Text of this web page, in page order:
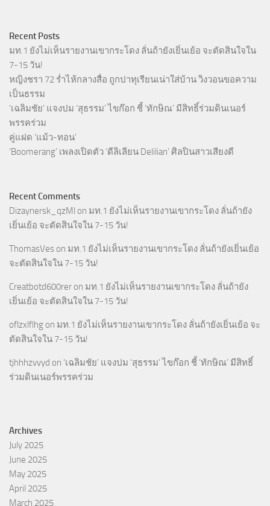
Recent Posts
มท.1 ยังไม่เห็นรายงานเขากระโดง ลั่นถ้ายังเยิ่นเย้อ จะตัดสินใจใน
7-15 วัน!
หญิงชรา 72 ร่ำไห้กลางสื่อ ถูกปาทุเรียนเน่าใส่บ้าน วิงวอนขอความ
เป็นธรรม
‘เฉลิมชัย’ แจงปม ‘สุธรรม’ ไขก๊อก ชี้ ‘ทักษิณ’ มีสิทธิ์ร่วมดินเนอร์
พรรคร่วม
คู่แฝด ‘แม้ว-ทอน’
‘Boomerang’ เพลงเปิดตัว ‘ดีลิเลียน Delilian’ ศิลปินสาวเสียงดี
Recent Comments
Dizaynersk_qzMl on มท.1 ยังไม่เห็นรายงานเขากระโดง ลั่นถ้ายัง
เยิ่นเย้อ จะตัดสินใจใน 7-15 วัน!
ThomasVes on มท.1 ยังไม่เห็นรายงานเขากระโดง ลั่นถ้ายังเยิ่นเย้อ
จะตัดสินใจใน 7-15 วัน!
Creatbotd600rer on มท.1 ยังไม่เห็นรายงานเขากระโดง ลั่นถ้ายัง
เยิ่นเย้อ จะตัดสินใจใน 7-15 วัน!
oflzxlflhg on มท.1 ยังไม่เห็นรายงานเขากระโดง ลั่นถ้ายังเยิ่นเย้อ จะ
ตัดสินใจใน 7-15 วัน!
tjhhhzvvyd on ‘เฉลิมชัย’ แจงปม ‘สุธรรม’ ไขก๊อก ชี้ ‘ทักษิณ’ มีสิทธิ์
ร่วมดินเนอร์พรรคร่วม
Archives
July 2025
June 2025
May 2025
April 2025
March 2025